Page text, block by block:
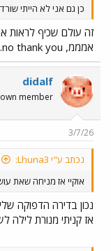
כן גם אני לא הייתי
זה עולם שכיף לראות
אמממ, no thank you. גם לא סדרות גיבורי העל למיניהן.
didalf
member
3/7/26
נכתב ע"י Lhuna3:
אוקיי אז מניחה שאת
נכון בדירה הדפוקה
אז קניתי מנורת לילה